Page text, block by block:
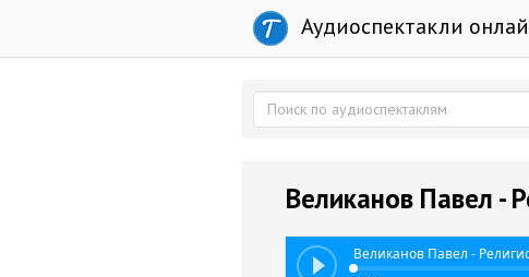
Аудиоспектакли
Великанов Павел -
Великанов Павел -